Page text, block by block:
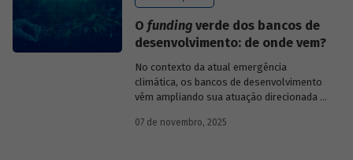
entanto, são necessárias sólidas fontes
de recursos.
O fundingverde dos bancos de
desenvolvimento: de onde vem?
No contexto da atual emergência
climática, os bancos de desenvolvimento
vêm ampliando sua atuação direcionada à
e, consequentemente, buscado novas
07 de novembro, 2025